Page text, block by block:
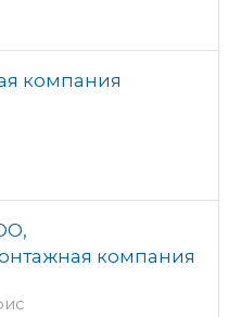
компания
компания